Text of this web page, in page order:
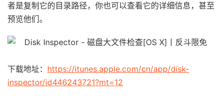
者是复制它的目录路径，你也可以查看它的详细信息，甚至
预览他们。
下载地址： https://itunes.apple.com/cn/app/disk-
inspector/id446243721?mt=12